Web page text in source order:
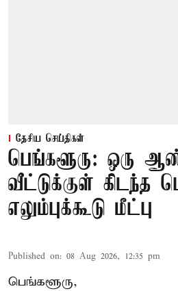
தேசிய செய்திகள்
பெங்களூரு: ஒரு
வீட்டுக்குள் கிடந்த
எலும்புக்கூடு மீட்பு
Published on: 08 Aug 2026, 12:35 pm
பெங்களூரு,